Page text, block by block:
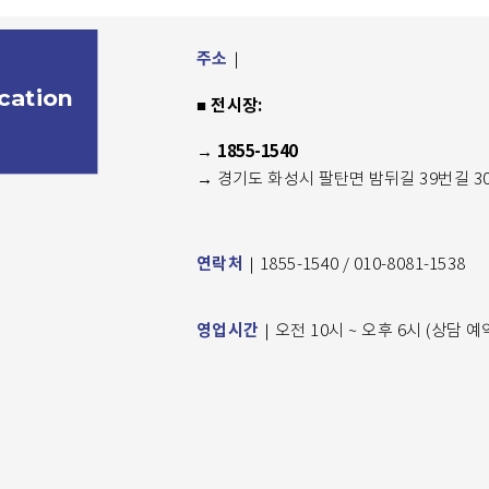
주소
■전시장:
→ 1855-1540
→ 경기도 화성시 팔탄면 밤뒤길 39번길
연락처 ｜1855-1540 / 010-8081-1538
영업시간 ｜오전 10시 ~ 오후 6시 (상담 예